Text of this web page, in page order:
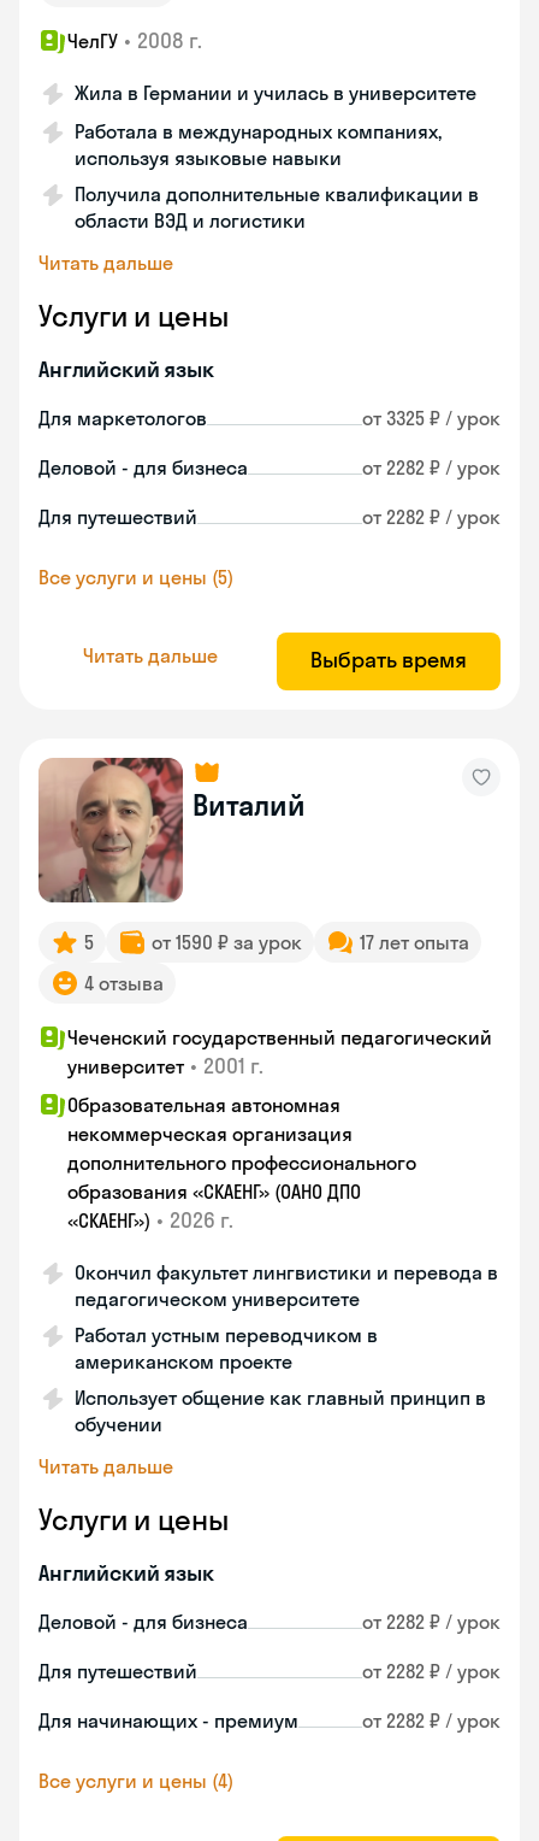
ЧелГУ • 2008 г.
Жила в Германии и училась в университете
Работала в международных компаниях,
используя языковые навыки
Получила дополнительные квалификации в
области ВЭД и логистики
Читать дальше
Услуги и цены
Английский язык
Для маркетологов от 3325 ₽ / урок
Деловой - для бизнеса от 2282 ₽ / урок
Для путешествий от 2282 ₽ / урок
Все услуги и цены (5)
Читать дальше Выбрать время
Виталий
5 от 1590 ₽ за урок
17 лет опыта
4 отзыва
Чеченский государственный педагогический
университет • 2001 г.
Образовательная автономная
некоммерческая организация
дополнительного профессионального
образования «СКАЕНГ» (ОАНО ДПО
«СКАЕНГ») • 2026 г.
Окончил факультет лингвистики и перевода в
педагогическом университете
Работал устным переводчиком в
американском проекте
Использует общение как главный принцип в
обучении
Читать дальше
Услуги и цены
Английский язык
Деловой - для бизнеса от 2282 ₽ / урок
Для путешествий от 2282 ₽ / урок
Для начинающих - премиум от 2282 ₽ / урок
Все услуги и цены (4)